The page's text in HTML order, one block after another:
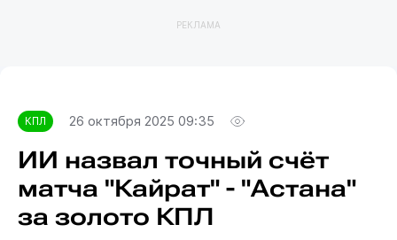
РЕКЛАМА
КПЛ 26 октября 2025 09:35
ИИ назвал точный счёт
матча "Кайрат" - "Астана"
за золото КПЛ